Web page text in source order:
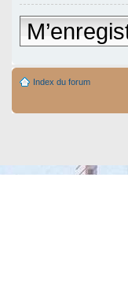
Index du forum